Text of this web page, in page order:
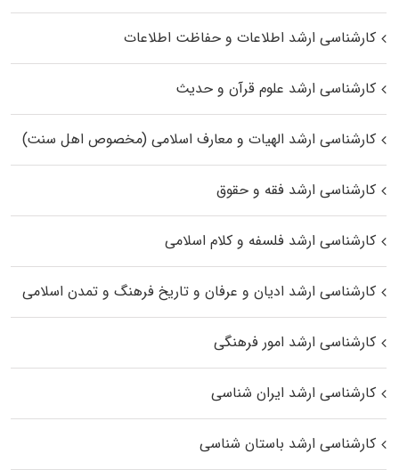
کارشناسی ارشد اطلاعات و حفاظت اطلاعات
کارشناسی ارشد علوم قرآن و حدیث
کارشناسی ارشد الهیات و معارف اسلامی (مخصوص اهل سنت)
کارشناسی ارشد فقه و حقوق
کارشناسی ارشد فلسفه و کلام اسلامی
کارشناسی ارشد ادیان و عرفان و تاریخ فرهنگ و تمدن اسلامی
کارشناسی ارشد امور فرهنگی
کارشناسی ارشد ایران شناسی
کارشناسی ارشد باستان شناسی